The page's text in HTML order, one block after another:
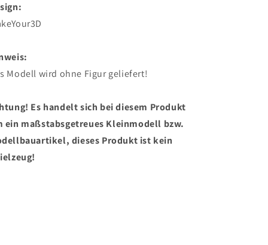
Modell wird ohne Figur geliefert!
Es handelt sich bei diesem Produkt
ein maßstabsgetreues Kleinmodell bzw.
dieses Produkt ist kein